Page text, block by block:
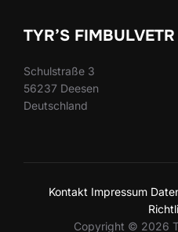
TYR’S FIMBULVETR
Schulstraße 3
56237 Deesen
Deutschland
Kontakt Impressum
Copyright © 2026